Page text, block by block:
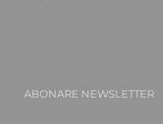
ABONARE NEWSLETTER